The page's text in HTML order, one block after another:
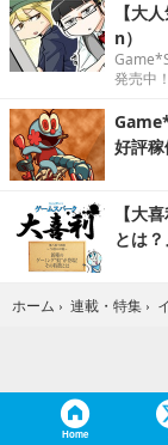
【大
n）
発売中！
好評稼
【大
とは
ホーム › 連載・特集 ›
Home